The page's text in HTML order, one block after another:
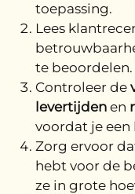
toepassing.
Lees
te beoordelen.
Controleer de
levertijden en
voordat je
Zorg ervoor
hebt voor de
ze in grote